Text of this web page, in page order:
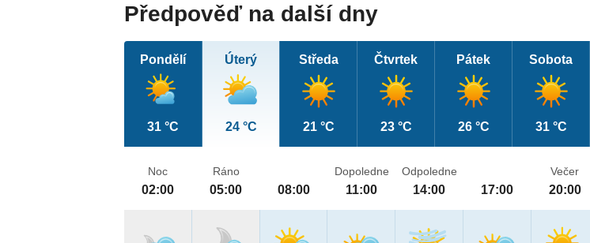
Předpověď na další dny
Pondělí
31 °C
Úterý
24 °C
Středa
21 °C
Čtvrtek
23 °C
Pátek
26 °C
Sobota
31 °C
Noc
02:00
Ráno
05:00 08:00
Dopoledne
11:00
Odpoledne
14:00 17:00
Večer
20:00